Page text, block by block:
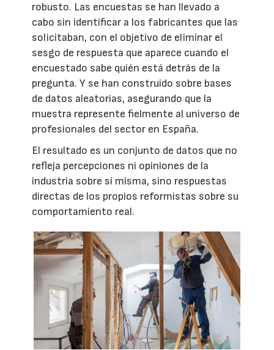
robusto. Las encuestas se han llevado a
cabo sin identificar a los fabricantes que las
solicitaban, con el objetivo de eliminar el
sesgo de respuesta que aparece cuando el
encuestado sabe quién está detrás de la
pregunta. Y se han construido sobre bases
de datos aleatorias, asegurando que la
muestra represente fielmente al universo de
profesionales del sector en España.
El resultado es un conjunto de datos que no
refleja percepciones ni opiniones de la
industria sobre sí misma, sino respuestas
directas de los propios reformistas sobre su
comportamiento real.